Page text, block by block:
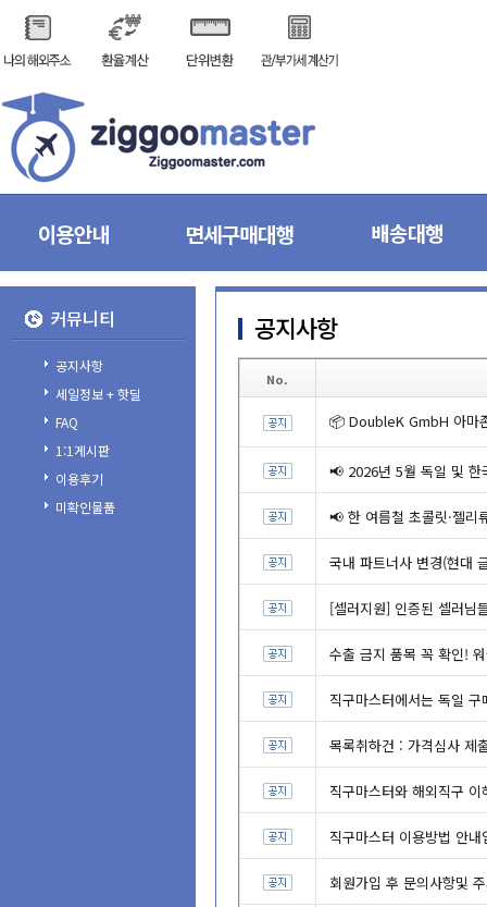
커뮤니티
공지사항
세일정보+핫딜
FAQ
1:1게시판
이용후기
미확인물품
공지사항
No.
📦DoubleKGmbH아마
📢2026년5월독일및한
📢한여름철초콜릿·젤
국내파트너사변경(현대
[셀러지원]인증된셀러님
수출금지품목꼭확인!워
직구마스터에서는독일
목록취하건:가격심사제
직구마스터와해외직구
직구마스터이용방법안내
회원가입후문의사항및